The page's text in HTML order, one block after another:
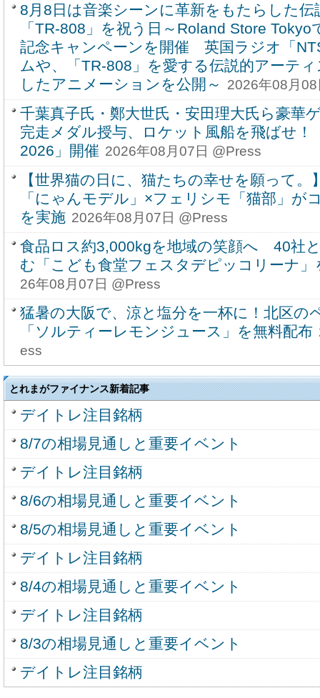
8月8日は音楽シーンに革新をもたらした
「TR-808」を祝う日～Roland Store
記念キャンペーンを開催 英国ラジオ「
ムや、「TR-808」を愛する伝説的アーテ
したアニメーションを公開～
2026年08月
千葉真子氏・鄭大世氏・安田理大氏ら豪
完走メダル授与、ロケット風船を飛ばせ
2026」開催 2026年08月07日 @Press
【世界猫の日に、猫たちの幸せを願って
「にゃんモデル」×フェリシモ「猫部」が
を実施 2026年08月07日 @Press
食品ロス約3,000kgを地域の笑顔へ 40社
む「こども食堂フェスタデピッコリーナ」
26年08月07日 @Press
猛暑の大阪で、涼と塩分を一杯に！北区の
「ソルティーレモンジュース」を無料配布
ess
とれまがファイナンス新着記事
デイトレ注目銘柄
8/7の相場見通しと重要イベント
デイトレ注目銘柄
8/6の相場見通しと重要イベント
8/5の相場見通しと重要イベント
デイトレ注目銘柄
8/4の相場見通しと重要イベント
デイトレ注目銘柄
8/3の相場見通しと重要イベント
デイトレ注目銘柄